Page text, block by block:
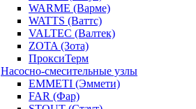
WARME (Варме)
WATTS (Ваттс)
VALTEC (Валтек)
ZOTA (Зота)
ПроксиТерм
Насосно-смесительные узлы
EMMETI (Эммети)
FAR (Фар)